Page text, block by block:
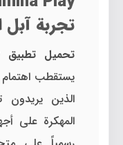
تجربة آبل
تحميل تطبيق Lumina Play مهكر للايفون
يستقطب
الذين يريدون
المهكرة على